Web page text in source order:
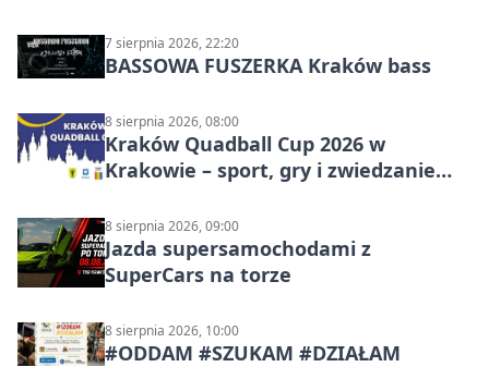
7 sierpnia 2026, 22:20
BASSOWA FUSZERKA Kraków bass
8 sierpnia 2026, 08:00
Kraków Quadball Cup 2026 w
Krakowie – sport, gry i zwiedzanie
8 sierpnia 2026, 09:00
Jazda supersamochodami z
SuperCars na torze
8 sierpnia 2026, 10:00
#ODDAM #SZUKAM #DZIAŁAM